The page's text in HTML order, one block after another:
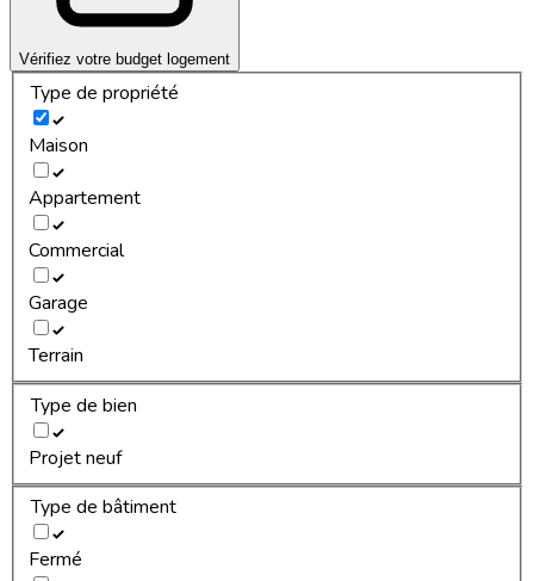
Vérifiez votre budget logement
Type de propriété
Maison
Appartement
Commercial
Garage
Terrain
Type de bien
Projet neuf
Type de bâtiment
Fermé